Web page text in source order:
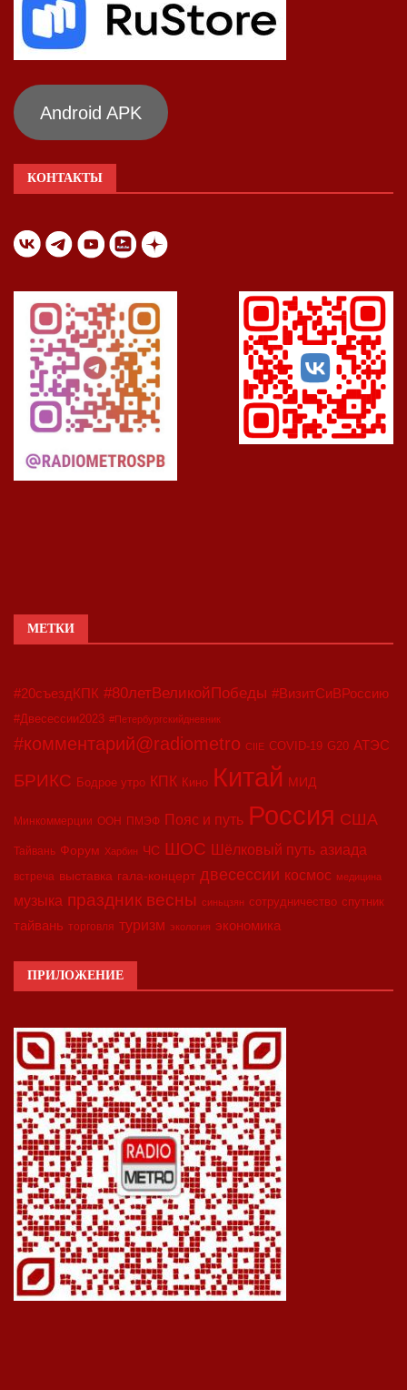
Android APK
КОНТАКТЫ
МЕТКИ
#20съездКПК #80летВеликойПобеды #ВизитСиВРоссию
#Двесессии2023 #Петербургскийдневник
#комментарий@radiometro CIIE COVID-19 G20 АТЭС
БРИКС Бодрое утро КПК Кино Китай МИД
Минкоммерции ООН ПМЭФ Пояс и путь Россия США
Тайвань Форум Харбин ЧС ШОС Шёлковый путь азиада
встреча выставка гала-концерт двесессии космос медицина
музыка праздник весны синьцзян сотрудничество спутник
тайвань торговля туризм экология экономика
ПРИЛОЖЕНИЕ